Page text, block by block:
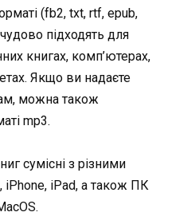
(fb2, txt, rtf, epub,
підходять для
книгах, комп’ютерах,
Якщо ви надаєте
можна також
mp3.
сумісні з різними
iPhone, iPad, а також ПК